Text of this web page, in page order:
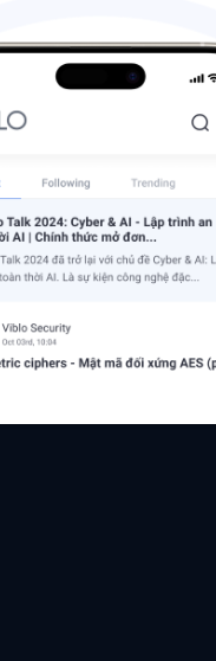
Tags
Tác giả
Đề xuất hệ thống